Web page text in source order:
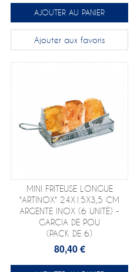
AJOUTER AU PANIER
Ajouter aux favoris
MINI FRITEUSE LONGUE
"ARTINOX" 24X15X3,5 CM
ARGENTE INOX (6 UNITÉ) -
GARCIA DE POU
(PACK DE 6)
80,40 €